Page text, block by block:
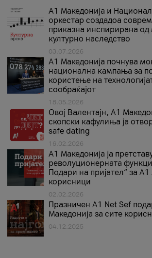
А1 Македонија и
оркестар создадоа
приказна инспирирана од
културно наследство
03.07.2026
A1 Македонија почнува
национална кампања за
користење на
сообраќајот
18.05.2026
Овој Валентајн, A1
скопски кафулиња ја
safe dating
16.02.2026
А1 Македонија ја
револуционерната
Подари на пријател“ за
корисници
02.02.2026
Празничен A1 Net Sеf
Македонија за сите
04.12.2025